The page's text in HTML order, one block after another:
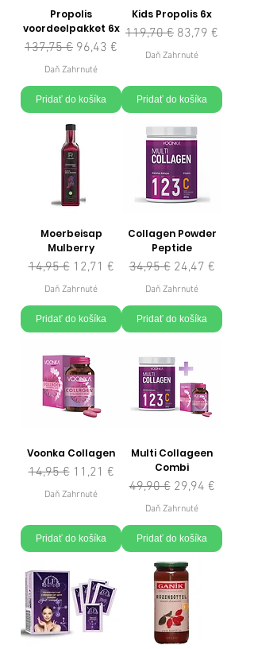
Propolis
voordeelpakket 6x
Normálna cena
137,75 € Zľavnená cena
96,43 €
Daň Zahrnuté
Pridať do košíka
Kids Propolis 6x
Normálna cena
119,70 € Zľavnená cena
83,79 €
Daň Zahrnuté
Pridať do košíka
Moerbeisap
Mulberry
Normálna cena
14,95 € Zľavnená cena
12,71 €
Daň Zahrnuté
Pridať do košíka
Collagen Powder
Peptide
Normálna cena
34,95 € Zľavnená cena
24,47 €
Daň Zahrnuté
Pridať do košíka
Voonka Collagen
Normálna cena
14,95 € Zľavnená cena
11,21 €
Daň Zahrnuté
Pridať do košíka
Multi Collageen
Combi
Normálna cena
49,90 € Zľavnená cena
29,94 €
Daň Zahrnuté
Pridať do košíka